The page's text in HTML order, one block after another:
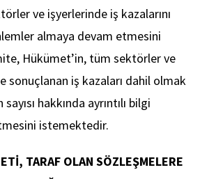
ve işyerlerinde iş kazalarını
almaya devam etmesini
Hükümet’in, tüm sektörler ve
sonuçlanan iş kazaları dahil olmak
hakkında ayrıntılı bilgi
istemektedir.
TARAF OLAN SÖZLEŞMELERE